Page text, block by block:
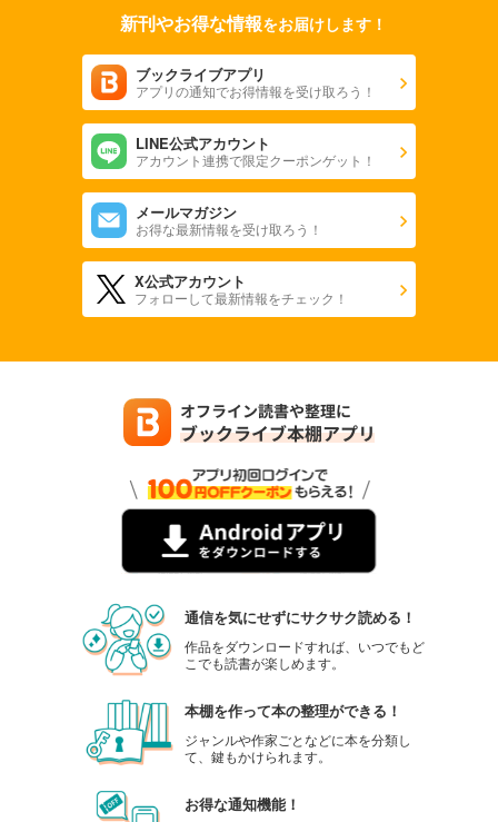
新刊やお得な情報をお届けします！
ブックライブアプリ
アプリの通知でお得情報を受け取ろう！
LINE公式アカウント
アカウント連携で限定クーポンゲット！
メールマガジン
お得な最新情報を受け取ろう！
X公式アカウント
フォローして最新情報をチェック！
通信を気にせずにサクサク読める！
作品をダウンロードすれば、いつでもど
こでも読書が楽しめます。
本棚を作って本の整理ができる！
ジャンルや作家ごとなどに本を分類し
て、鍵もかけられます。
お得な通知機能！